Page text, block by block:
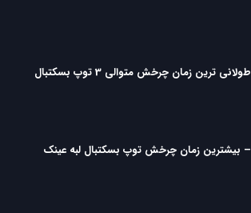
طولانی ترین زمان چرخش متوالی 3 توپ بسکتبال
– بیشترین زمان چرخش توپ بسکتبال لبه عینک